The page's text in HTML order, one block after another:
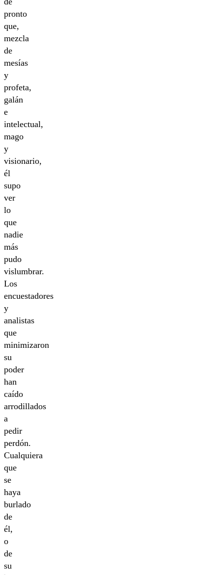
pronto
que,
mezcla
de
mesías
y
profeta,
galán
e
intelectual,
mago
y
visionario,
él
supo
ver
lo
que
nadie
más
pudo
vislumbrar.
Los
encuestadores
y
analistas
que
minimizaron
su
poder
han
caído
arrodillados
a
pedir
perdón.
Cualquiera
que
se
haya
burlado
de
él,
o
de
su